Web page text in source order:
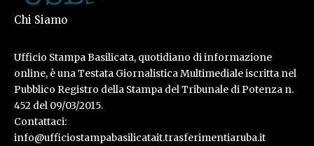
Chi Siamo
Ufficio Stampa Basilicata, quotidiano di informazione
online, è una Testata Giornalistica Multimediale iscritta nel
Pubblico Registro della Stampa del Tribunale di Potenza n.
452 del 09/03/2015.
Contattaci:
info@ufficiostampabasilicatait.trasferimentiaruba.it